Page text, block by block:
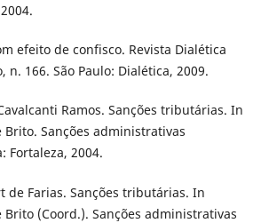
com efeito de confisco. Revista Dialética
166. São Paulo: Dialética, 2009.
Ramos. Sanções tributárias. In
Brito. Sanções administrativas
Fortaleza, 2004.
de Farias. Sanções tributárias. In
Brito (Coord.). Sanções administrativas